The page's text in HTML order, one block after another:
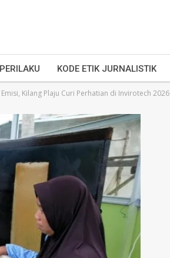
KODE ETIK JURNALISTIK
Kilang Plaju Curi Perhatian di Invirotech 2026